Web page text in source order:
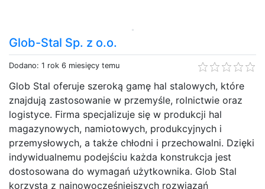
Glob-Stal Sp. z o.o.
Dodano: 1 rok 6 miesięcy temu
Glob Stal oferuje szeroką gamę hal stalowych, które
znajdują zastosowanie w przemyśle, rolnictwie oraz
logistyce. Firma specjalizuje się w produkcji hal
magazynowych, namiotowych, produkcyjnych i
przemysłowych, a także chłodni i przechowalni. Dzięki
indywidualnemu podejściu każda konstrukcja jest
dostosowana do wymagań użytkownika. Glob Stal
korzysta z najnowocześniejszych rozwiązań